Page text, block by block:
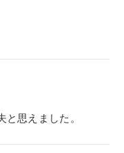
思えました。